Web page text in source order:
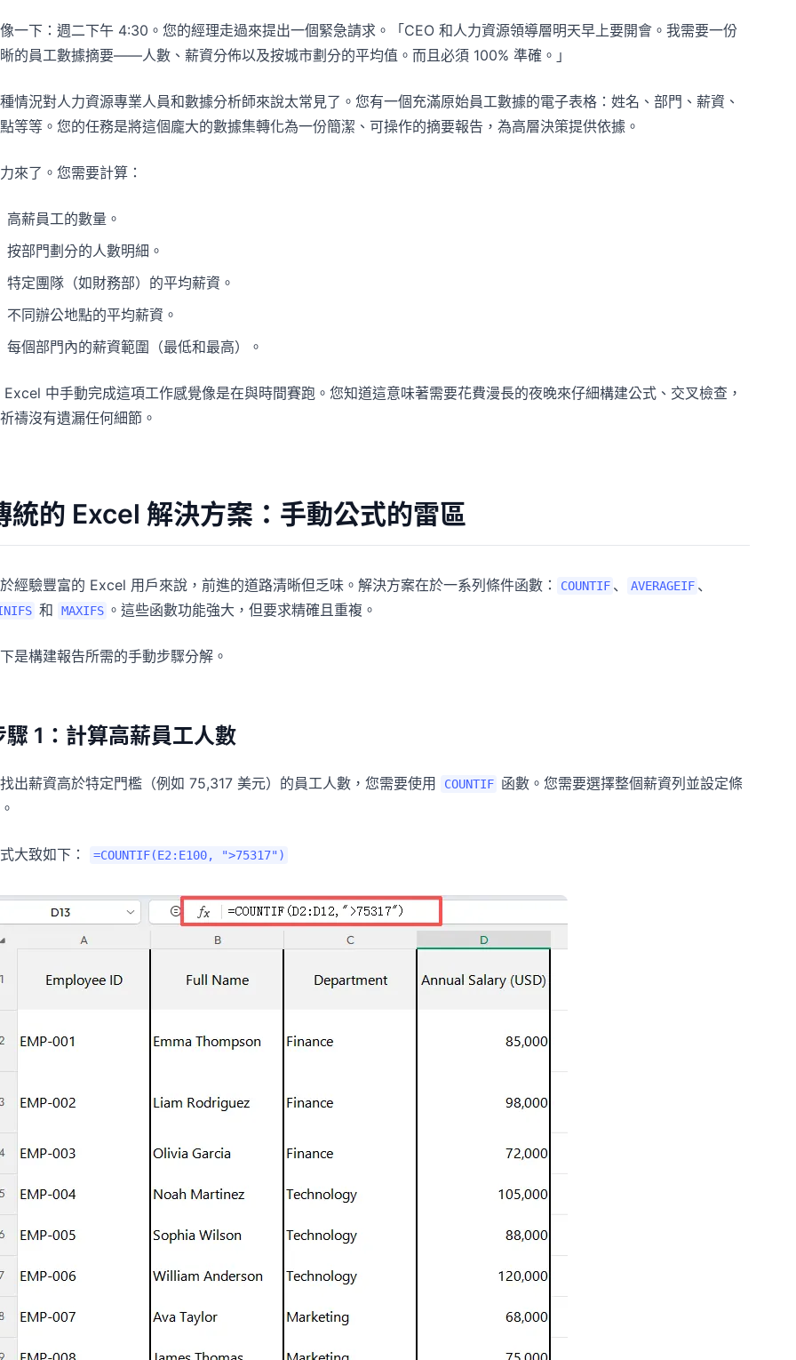
一下：週二下午 4:30。您的經理走過來提出一個緊急請求。「CEO 和人力資源領導層明天早上要開會。我需要一份
的員工數據摘要——人數、薪資分佈以及按城市劃分的平均值。而且必須 100% 準確。」
情況對人力資源專業人員和數據分析師來說太常見了。您有一個充滿原始員工數據的電子表格：姓名、部門、薪資、
等等。您的任務是將這個龐大的數據集轉化為一份簡潔、可操作的摘要報告，為高層決策提供依據。
來了。您需要計算：
高薪員工的數量。
按部門劃分的人數明細。
特定團隊（如財務部）的平均薪資。
不同辦公地點的平均薪資。
每個部門內的薪資範圍（最低和最高）。
Excel 中手動完成這項工作感覺像是在與時間賽跑。您知道這意味著需要花費漫長的夜晚來仔細構建公式、交叉檢查，
禱沒有遺漏任何細節。
統的 Excel 解決方案：手動公式的雷區
經驗豐富的 Excel 用戶來說，前進的道路清晰但乏味。解決方案在於一系列條件函數： COUNTIF 、 AVERAGEIF 、
和 MAXIFS 。這些函數功能強大，但要求精確且重複。
是構建報告所需的手動步驟分解。
驟 1：計算高薪員工人數
出薪資高於特定門檻（例如 75,317 美元）的員工人數，您需要使用 COUNTIF 函數。您需要選擇整個薪資列並設定條
大致如下： =COUNTIF(E2:E100, ">75317")